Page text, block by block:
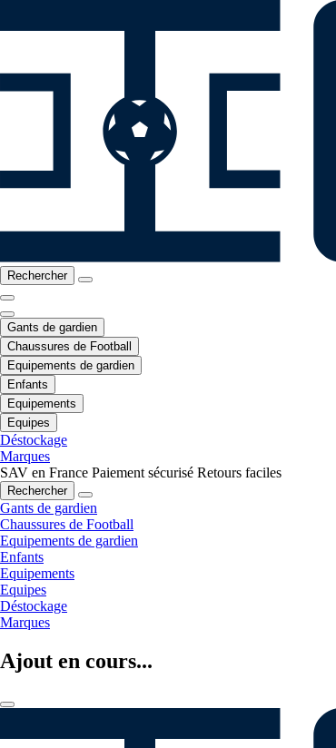
Rechercher
Gants de gardien
Chaussures de Football
Equipements de gardien
Enfants
Equipements
Equipes
Déstockage
Marques
SAV en France Paiement sécurisé Retours faciles
Rechercher
Gants de gardien
Chaussures de Football
Equipements de gardien
Enfants
Equipements
Equipes
Déstockage
Marques
Ajout en cours...